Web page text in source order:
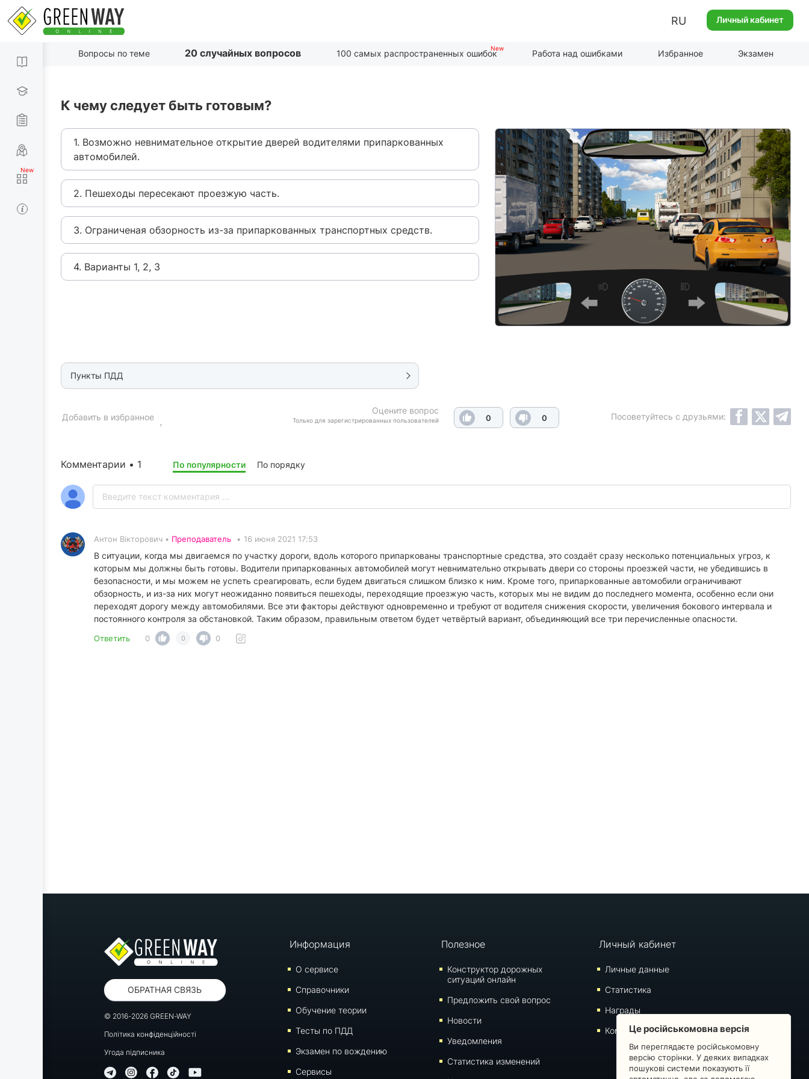
RU Личный кабинет
Вопросы по теме 20 случайных вопросов 100 самых распространенных ошибок Работа над ошибками Избранное Экзамен
К чему следует быть готовым?
1. Возможно невнимательное открытие дверей водителями припаркованных
автомобилей.
2. Пешеходы пересекают проезжую часть.
3. Ограниченая обзорность из-за припаркованных транспортных средств.
4. Варианты 1, 2, 3
Пункты ПДД
Оцените вопрос
Только для зарегистрированных пользователей 0 0
Добавить в избранное Посоветуйтесь с друзьями:
Комментарии • 1 По популярности По порядку
Антон Вікторович • Преподаватель • 16 июня 2021 17:53
В ситуации, когда мы двигаемся по участку дороги, вдоль которого припаркованы транспортные средства, это создаёт сразу несколько потенциальных угроз, к
которым мы должны быть готовы. Водители припаркованных автомобилей могут невнимательно открывать двери со стороны проезжей части, не убедившись в
безопасности, и мы можем не успеть среагировать, если будем двигаться слишком близко к ним. Кроме того, припаркованные автомобили ограничивают
обзорность, и из-за них могут неожиданно появиться пешеходы, переходящие проезжую часть, которых мы не видим до последнего момента, особенно если они
переходят дорогу между автомобилями. Все эти факторы действуют одновременно и требуют от водителя снижения скорости, увеличения бокового интервала и
постоянного контроля за обстановкой. Таким образом, правильным ответом будет четвёртый вариант, объединяющий все три перечисленные опасности.
Ответить 0 0 0
ОБРАТНАЯ СВЯЗЬ
© 2016-2026 GREEN-WAY
Політика конфіденційності
Угода підписника
Информация
О сервисе
Справочники
Обучение теории
Тесты по ПДД
Экзамен по вождению
Сервисы
Полезное
Конструктор дорожных
ситуаций онлайн
Предложить свой вопрос
Новости
Уведомления
Статистика изменений
Личный кабинет
Личные данные
Статистика
Награды
Комментарии
Це російськомовна версія
Ви переглядаєте російськомовну
версію сторінки. У деяких випадках
пошукові системи показують її